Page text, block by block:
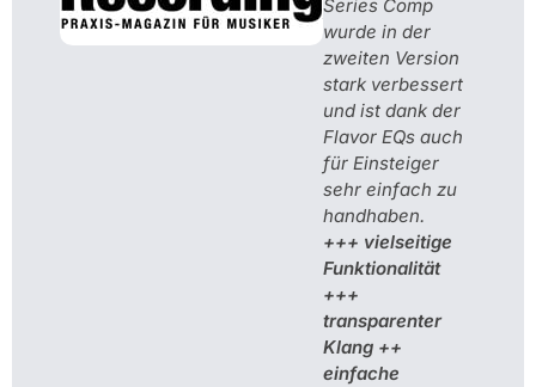
Series Comp
wurde in der
zweiten Version
stark verbessert
und ist dank der
Flavor EQs auch
für Einsteiger
sehr einfach zu
handhaben.
+++ vielseitige
Funktionalität
+++
transparenter
Klang ++
einfache